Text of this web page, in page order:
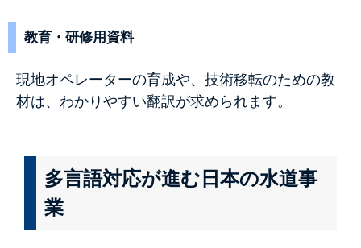
教育・研修用資料
現地オペレーターの育成や、技術移転のための教
材は、わかりやすい翻訳が求められます。
多言語対応が進む日本の水道事
業